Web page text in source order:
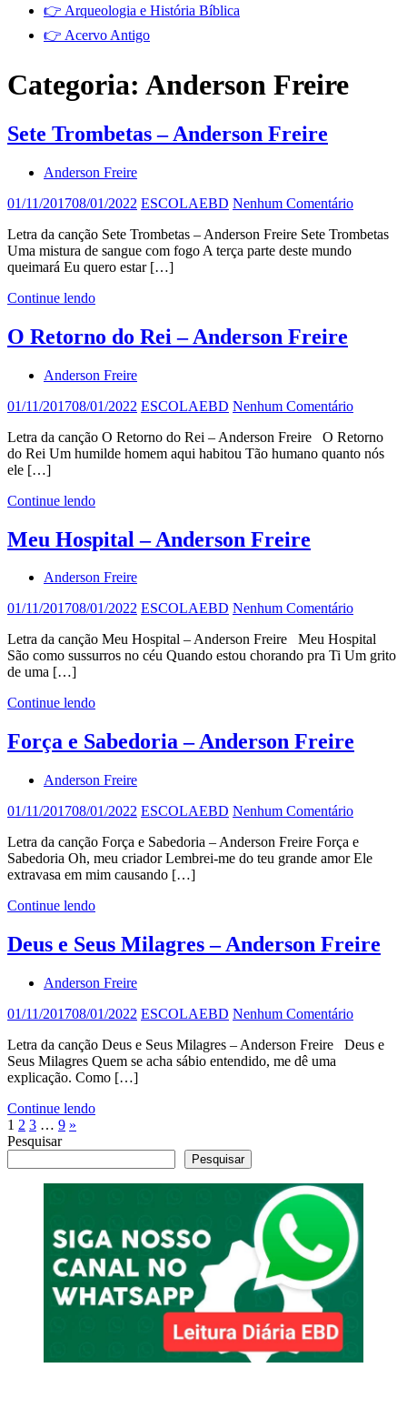
👉 Arqueologia e História Bíblica
👉 Acervo Antigo
Categoria: Anderson Freire
Sete Trombetas – Anderson Freire
Anderson Freire
01/11/201708/01/2022 ESCOLAEBD Nenhum Comentário
Letra da canção Sete Trombetas – Anderson Freire Sete Trombetas
Uma mistura de sangue com fogo A terça parte deste mundo
queimará Eu quero estar […]
Continue lendo
O Retorno do Rei – Anderson Freire
Anderson Freire
01/11/201708/01/2022 ESCOLAEBD Nenhum Comentário
Letra da canção O Retorno do Rei – Anderson Freire O Retorno
do Rei Um humilde homem aqui habitou Tão humano quanto nós
ele […]
Continue lendo
Meu Hospital – Anderson Freire
Anderson Freire
01/11/201708/01/2022 ESCOLAEBD Nenhum Comentário
Letra da canção Meu Hospital – Anderson Freire Meu Hospital
São como sussurros no céu Quando estou chorando pra Ti Um grito
de uma […]
Continue lendo
Força e Sabedoria – Anderson Freire
Anderson Freire
01/11/201708/01/2022 ESCOLAEBD Nenhum Comentário
Letra da canção Força e Sabedoria – Anderson Freire Força e
Sabedoria Oh, meu criador Lembrei-me do teu grande amor Ele
extravasa em mim causando […]
Continue lendo
Deus e Seus Milagres – Anderson Freire
Anderson Freire
01/11/201708/01/2022 ESCOLAEBD Nenhum Comentário
Letra da canção Deus e Seus Milagres – Anderson Freire Deus e
Seus Milagres Quem se acha sábio entendido, me dê uma
explicação. Como […]
Continue lendo
Paginação
de
posts
1 2 3 … 9 Post
»
Pesquisar
Pesquisar